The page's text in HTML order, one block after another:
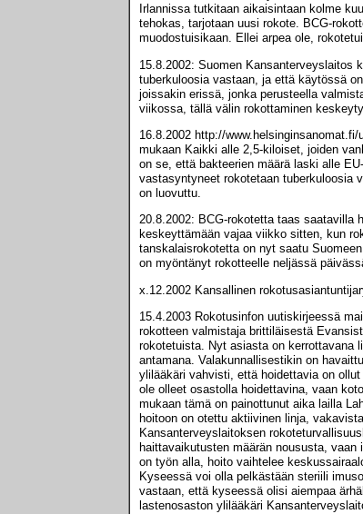
Irlannissa tutkitaan aikaisintaan kolme
tehokas, tarjotaan uusi rokote. BCG-
muodostuisikaan. Ellei arpea ole,
15.8.2002: Suomen Kansanterveyslaitos
tuberkuloosia vastaan, ja että käytössä
joissakin erissä, jonka perusteella
viikossa, tällä välin rokottaminen
16.8.2002 http://
mukaan Kaikki alle 2,5-kiloiset, joiden
on se, että bakteerien määrä laski alle
vastasyntyneet rokotetaan tuberkuloosia
on luovuttu.
20.8.2002: BCG-rokotetta taas saatavilla
keskeyttämään vajaa viikko sitten, kun
tanskalaisrokotetta on nyt saatu
on myöntänyt rokotteelle neljässä
x.12.2002 Kansallinen
15.4.2003 Rokotusinfon uutiskirjeessä
rokotteen valmistaja brittiläisestä
rokotetuista. Nyt asiasta on kerrottavana
antamana. Valakunnallisestikin on
ylilääkäri vahvisti, että hoidettavia on
ole olleet osastolla hoidettavina, vaan
mukaan tämä on painottunut aika lailla
hoitoon on otettu aktiivinen linja,
Kansanterveyslaitoksen
haittavaikutusten määrän noususta,
on työn alla, hoito vaihtelee
Kyseessä voi olla pelkästään steriili
vastaan, että kyseessä olisi aiempaa
lastenosaston ylilääkäri